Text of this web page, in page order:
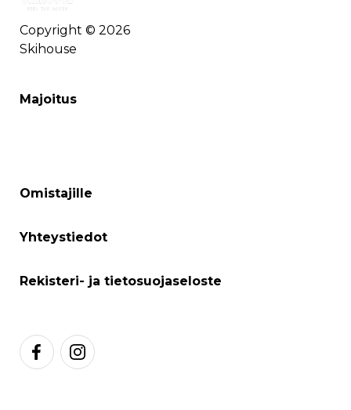
Copyright © 2026
Skihouse
Majoitus
Omistajille
Yhteystiedot
Rekisteri- ja tietosuojaseloste